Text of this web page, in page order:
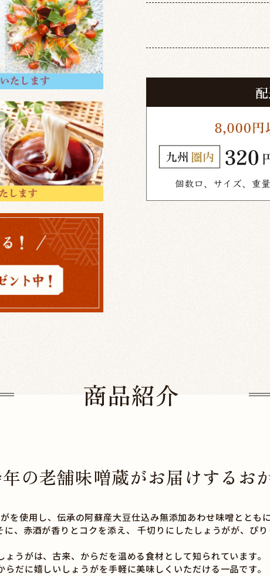
商品紹介
の老舗味噌蔵がお届けするお
を使用し、伝承の阿蘇産大豆仕込み無添加あわせ味噌ととも
赤酒が香りとコクを添え、 千切りにしたしょうがが、ぴり
ょうがは、古来、からだを温める食材として知られています。
らだに嬉しいしょうがを手軽に美味しくいただける一品です。